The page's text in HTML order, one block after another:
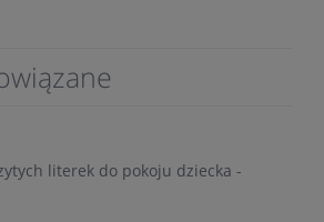
literek do pokoju dziecka -